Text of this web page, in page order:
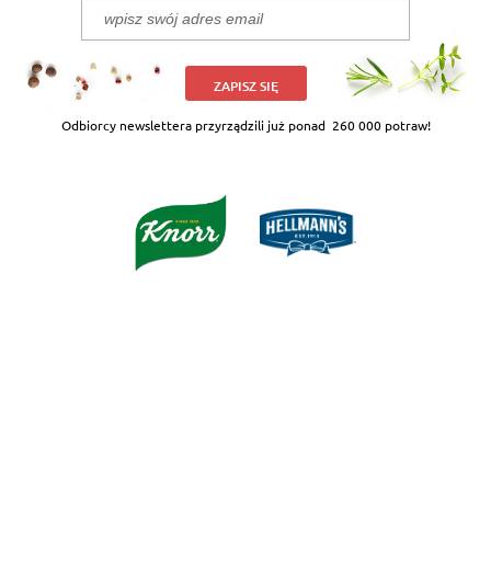
ZAPISZ SIĘ
Odbiorcy newslettera przyrządzili już ponad 260 000 potraw!